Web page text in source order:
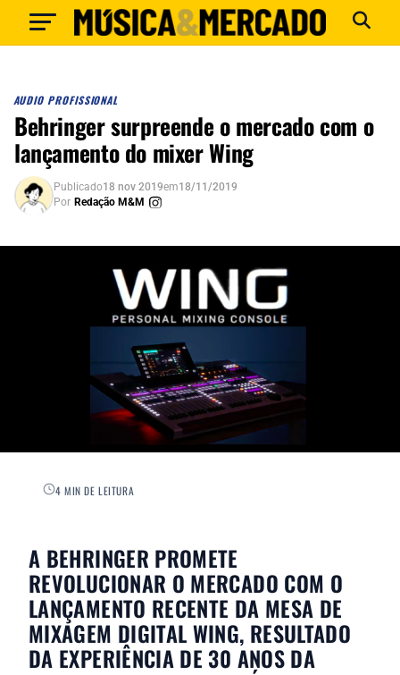
AUDIO PROFISSIONAL
Behringer surpreende o mercado com o
lançamento do mixer Wing
Publicado18 nov 2019em18/11/2019
Por Redação M&M
4 MIN DE LEITURA
A BEHRINGER PROMETE
REVOLUCIONAR O MERCADO COM O
LANÇAMENTO RECENTE DA MESA DE
MIXAGEM DIGITAL WING, RESULTADO
DA EXPERIÊNCIA DE 30 ANOS DA